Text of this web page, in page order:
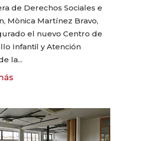
de Derechos Sociales e
Mònica Martínez Bravo,
el nuevo Centro de
Infantil y Atención
la...